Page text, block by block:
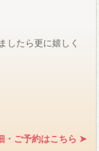
したら更に嬉しく
・ご予約はこちら ➤